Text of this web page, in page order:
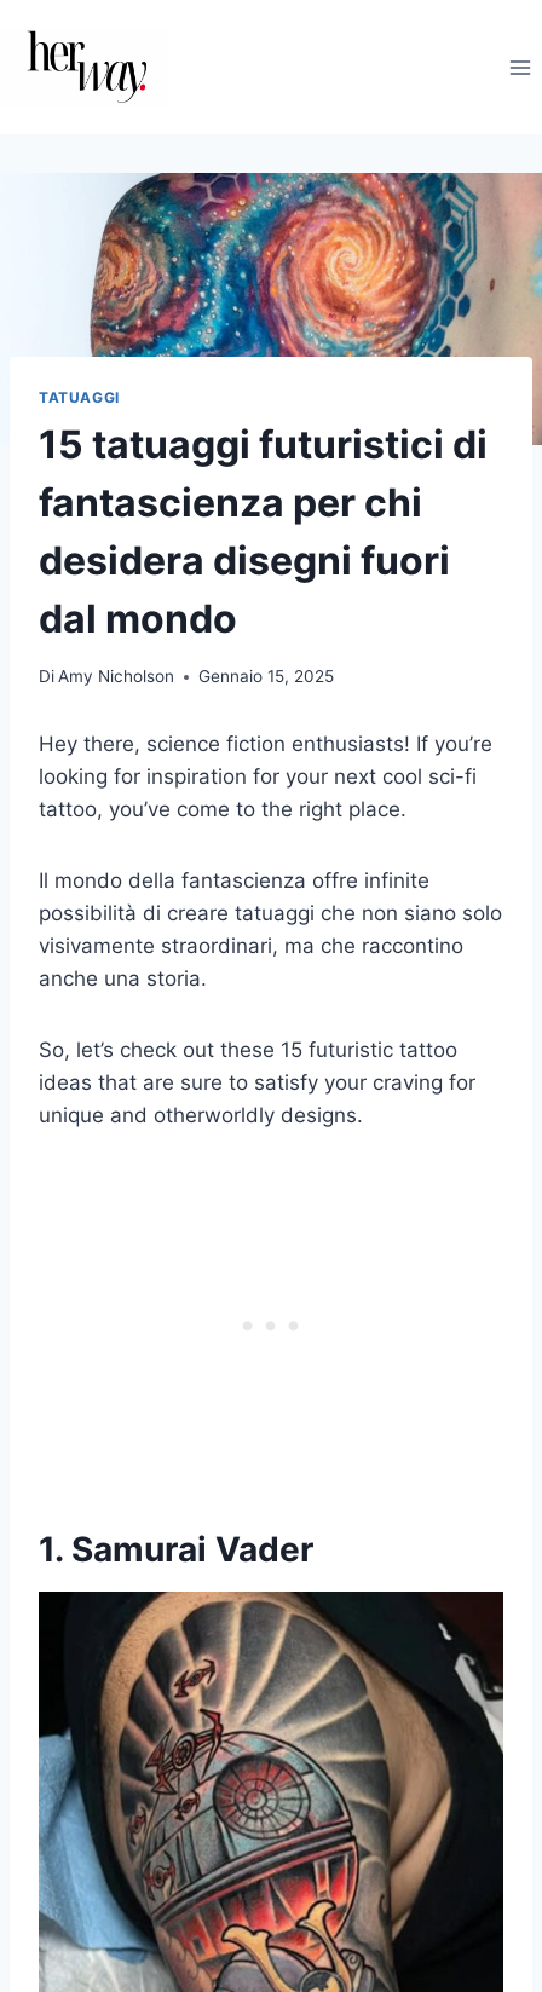
contenuto
TATUAGGI
15 tatuaggi futuristici di
fantascienza per chi
desidera disegni fuori
dal mondo
DiAmy Nicholson Gennaio 15, 2025
Hey there, science fiction enthusiasts! If you’re
looking for inspiration for your next cool sci-fi
tattoo, you’ve come to the right place.
Il mondo della fantascienza offre infinite
possibilità di creare tatuaggi che non siano solo
visivamente straordinari, ma che raccontino
anche una storia.
So, let’s check out these 15 futuristic tattoo
ideas that are sure to satisfy your craving for
unique and otherworldly designs.
1. Samurai Vader